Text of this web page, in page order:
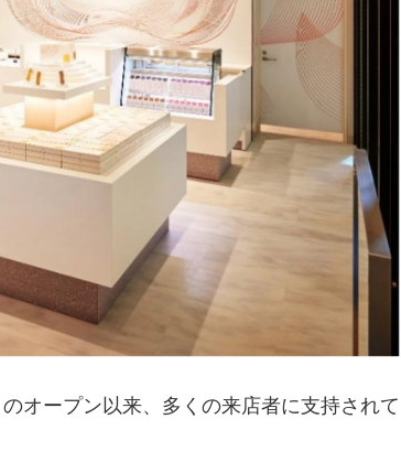
オープン以来、多くの来店者に支持されて